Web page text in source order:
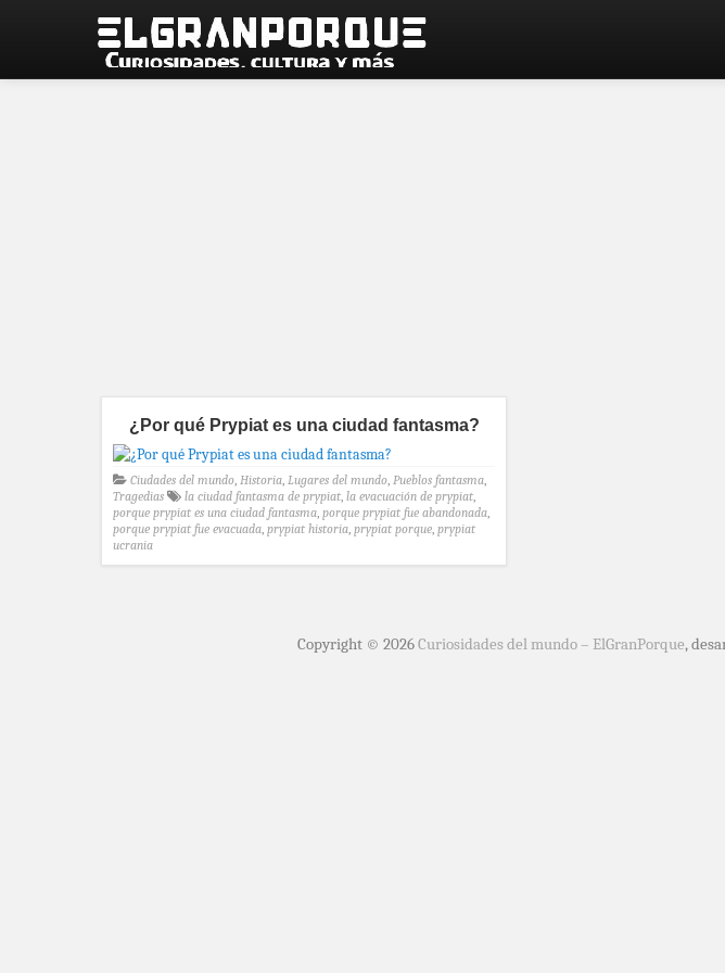
¿Por qué Prypiat es una ciudad fantasma?
Ciudades del mundo, Historia, Lugares del mundo, Pueblos fantasma,
Tragedias
la ciudad fantasma de prypiat, la evacuación de prypiat,
porque prypiat es una ciudad fantasma, porque prypiat fue abandonada,
porque prypiat fue evacuada, prypiat historia, prypiat porque, prypiat
ucrania
Copyright © 2026Curiosidades del mundo – ElGranPorque,